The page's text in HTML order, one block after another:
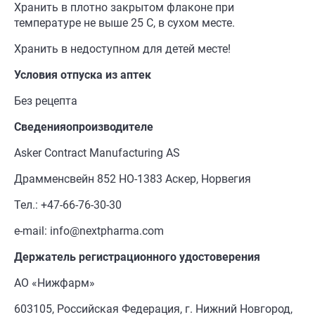
Хранить в плотно закрытом флаконе при
температуре не выше 25 С, в сухом месте.
Хранить в недоступном для детей месте!
Условия отпуска из аптек
Без рецепта
Сведенияопроизводителе
Asker Contract Manufacturing AS
Драмменсвейн 852 НO-1383 Аскер, Норвегия
Тел.: +47-66-76-30-30
e-mail: info@nextpharma.com
Держатель регистрационного удостоверения
АО «Нижфарм»
603105, Российская Федерация, г. Нижний Новгород,